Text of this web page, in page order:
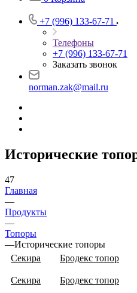
+7 (996) 133-67-71
Телефоны
+7 (996) 133-67-71
Заказать звонок
norman.zak@mail.ru
Исторические
47
Главная
—
Продукты
—
Топоры
—Исторические топоры
Секира
Бродекс топор
Секира Бродекс топор